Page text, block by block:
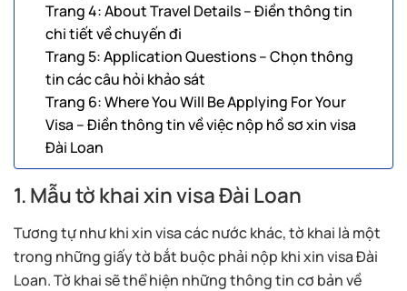
Trang 4: About Travel Details – Điền thông tin
chi tiết về chuyến đi
Trang 5: Application Questions – Chọn thông
tin các câu hỏi khảo sát
Trang 6: Where You Will Be Applying For Your
Visa – Điền thông tin về việc nộp hồ sơ xin visa
Đài Loan
1. Mẫu tờ khai xin visa Đài Loan
Tương tự như khi xin visa các nước khác, tờ khai là một
trong những giấy tờ bắt buộc phải nộp khi xin visa Đài
Loan. Tờ khai sẽ thể hiện những thông tin cơ bản về